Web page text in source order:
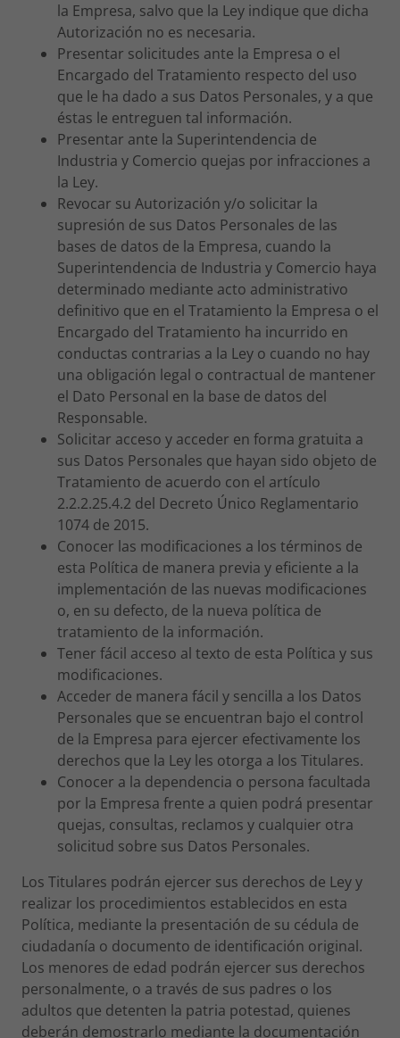
la Empresa, salvo que la Ley indique que dicha
Autorización no es necesaria.
Presentar solicitudes ante la Empresa o el
Encargado del Tratamiento respecto del uso
que le ha dado a sus Datos Personales, y a que
éstas le entreguen tal información.
Presentar ante la Superintendencia de
Industria y Comercio quejas por infracciones a
la Ley.
Revocar su Autorización y/o solicitar la
supresión de sus Datos Personales de las
bases de datos de la Empresa, cuando la
Superintendencia de Industria y Comercio haya
determinado mediante acto administrativo
definitivo que en el Tratamiento la Empresa o el
Encargado del Tratamiento ha incurrido en
conductas contrarias a la Ley o cuando no hay
una obligación legal o contractual de mantener
el Dato Personal en la base de datos del
Responsable.
Solicitar acceso y acceder en forma gratuita a
sus Datos Personales que hayan sido objeto de
Tratamiento de acuerdo con el artículo
2.2.2.25.4.2 del Decreto Único Reglamentario
1074 de 2015.
Conocer las modificaciones a los términos de
esta Política de manera previa y eficiente a la
implementación de las nuevas modificaciones
o, en su defecto, de la nueva política de
tratamiento de la información.
Tener fácil acceso al texto de esta Política y sus
modificaciones.
Acceder de manera fácil y sencilla a los Datos
Personales que se encuentran bajo el control
de la Empresa para ejercer efectivamente los
derechos que la Ley les otorga a los Titulares.
Conocer a la dependencia o persona facultada
por la Empresa frente a quien podrá presentar
quejas, consultas, reclamos y cualquier otra
solicitud sobre sus Datos Personales.
Los Titulares podrán ejercer sus derechos de Ley y
realizar los procedimientos establecidos en esta
Política, mediante la presentación de su cédula de
ciudadanía o documento de identificación original.
Los menores de edad podrán ejercer sus derechos
personalmente, o a través de sus padres o los
adultos que detenten la patria potestad, quienes
deberán demostrarlo mediante la documentación